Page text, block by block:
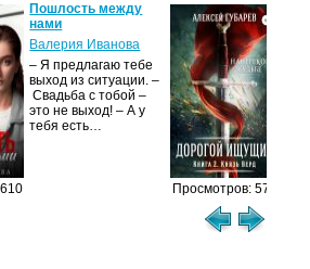
Пошлость между
нами
Валерия Иванова
– Я предлагаю тебе
выход из ситуации. –
Свадьба с тобой –
это не выход! – А у
тебя есть…
Просмотров: 573